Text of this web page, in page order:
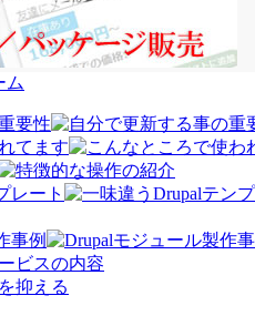
要性
てます
レート
事例